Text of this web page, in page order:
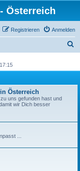
Österreich
Anmelden
Registrieren
Österreich
uns gefunden hast und
wir Dich besser
...